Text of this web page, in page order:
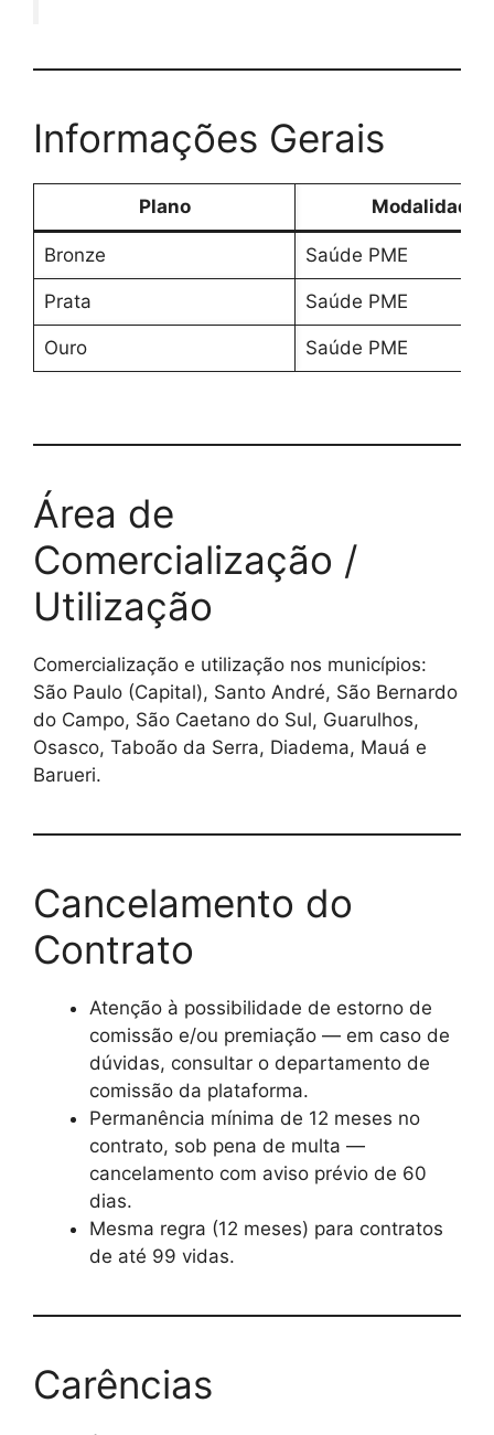
Informações Gerais
Plano Modalidade
Bronze Saúde PME
Prata Saúde PME
Ouro Saúde PME
Área de
Comercialização /
Utilização
Comercialização e utilização nos municípios:
São Paulo (Capital), Santo André, São Bernardo
do Campo, São Caetano do Sul, Guarulhos,
Osasco, Taboão da Serra, Diadema, Mauá e
Barueri.
Cancelamento do
Contrato
Atenção à possibilidade de estorno de
comissão e/ou premiação — em caso de
dúvidas, consultar o departamento de
comissão da plataforma.
Permanência mínima de 12 meses no
contrato, sob pena de multa —
cancelamento com aviso prévio de 60
dias.
Mesma regra (12 meses) para contratos
de até 99 vidas.
Carências